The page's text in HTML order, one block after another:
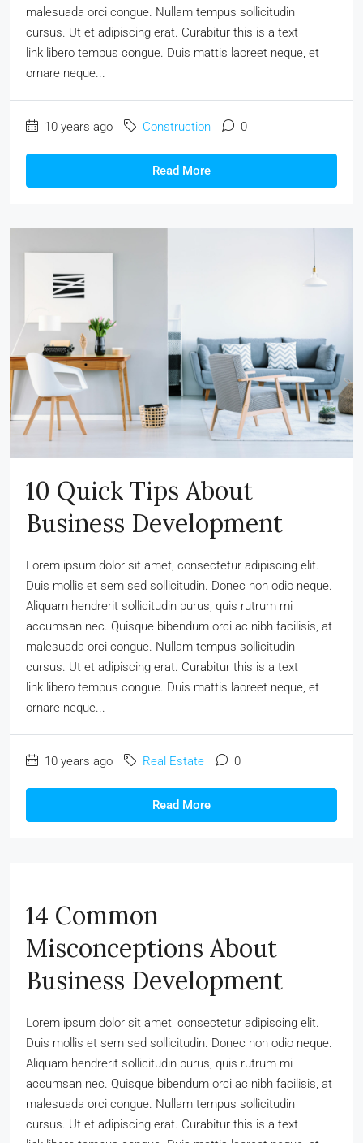
malesuada orci congue. Nullam tempus sollicitudin
cursus. Ut et adipiscing erat. Curabitur this is a text
link libero tempus congue. Duis mattis laoreet neque, et
ornare neque...
10 years ago Construction 0
Read More
10 Quick Tips About
Business Development
Lorem ipsum dolor sit amet, consectetur adipiscing elit.
Duis mollis et sem sed sollicitudin. Donec non odio neque.
Aliquam hendrerit sollicitudin purus, quis rutrum mi
accumsan nec. Quisque bibendum orci ac nibh facilisis, at
malesuada orci congue. Nullam tempus sollicitudin
cursus. Ut et adipiscing erat. Curabitur this is a text
link libero tempus congue. Duis mattis laoreet neque, et
ornare neque...
10 years ago Real Estate 0
Read More
14 Common
Misconceptions About
Business Development
Lorem ipsum dolor sit amet, consectetur adipiscing elit.
Duis mollis et sem sed sollicitudin. Donec non odio neque.
Aliquam hendrerit sollicitudin purus, quis rutrum mi
accumsan nec. Quisque bibendum orci ac nibh facilisis, at
malesuada orci congue. Nullam tempus sollicitudin
cursus. Ut et adipiscing erat. Curabitur this is a text